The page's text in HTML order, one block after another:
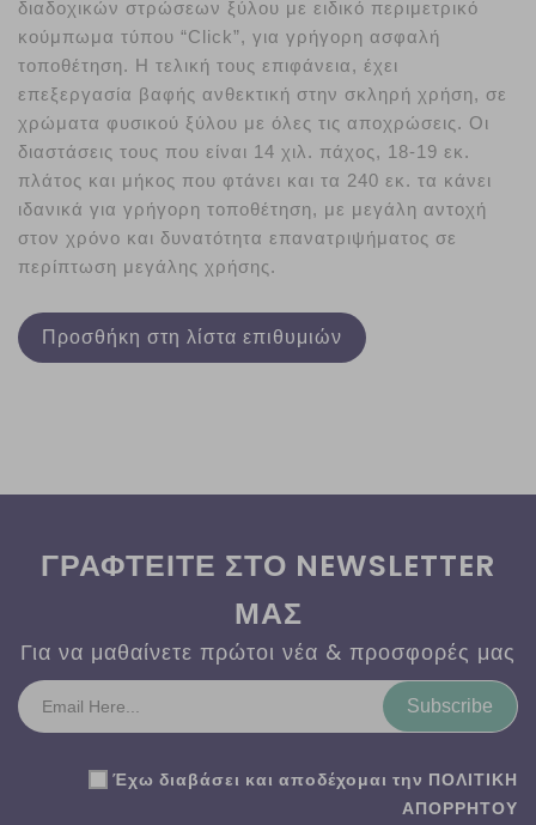
διαδοχικών στρώσεων ξύλου με ειδικό περιμετρικό
κούμπωμα τύπου “Click”, για γρήγορη ασφαλή
τοποθέτηση. Η τελική τους επιφάνεια, έχει
επεξεργασία βαφής ανθεκτική στην σκληρή χρήση, σε
χρώματα φυσικού ξύλου με όλες τις αποχρώσεις. Οι
διαστάσεις τους που είναι 14 χιλ. πάχος, 18-19 εκ.
πλάτος και μήκος που φτάνει και τα 240 εκ. τα κάνει
ιδανικά για γρήγορη τοποθέτηση, με μεγάλη αντοχή
στον χρόνο και δυνατότητα επανατριψήματος σε
περίπτωση μεγάλης χρήσης.
Προσθήκη στη λίστα επιθυμιών
ΓΡΑΦΤΕΙΤΕ ΣΤΟ NEWSLETTER
ΜΑΣ
Για να μαθαίνετε πρώτοι νέα & προσφορές μας
Subscribe
Έχω διαβάσει και αποδέχομαι την ΠΟΛΙΤΙΚΗ
ΑΠΟΡΡΗΤΟΥ